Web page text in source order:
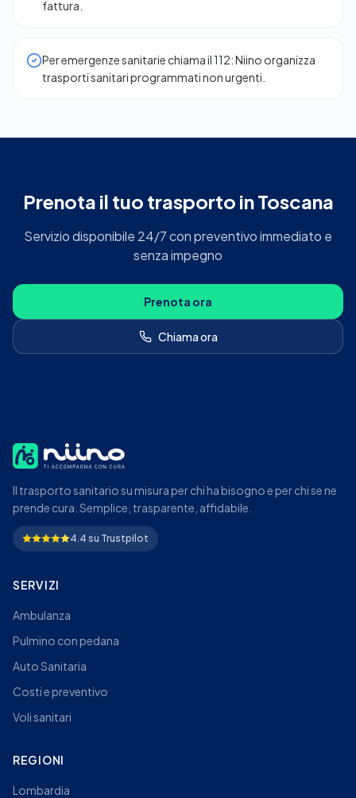
fattura.
Per emergenze sanitarie chiama il 112: Niino organizza
trasporti sanitari programmati non urgenti.
Prenota il tuo trasporto in Toscana
Servizio disponibile 24/7 con preventivo immediato e
senza impegno
Prenota ora
Chiama ora
Il trasporto sanitario su misura per chi ha bisogno e per chi se ne
prende cura. Semplice, trasparente, affidabile.
4.4 su Trustpilot
SERVIZI
Ambulanza
Pulmino con pedana
Auto Sanitaria
Costi e preventivo
Voli sanitari
REGIONI
Lombardia